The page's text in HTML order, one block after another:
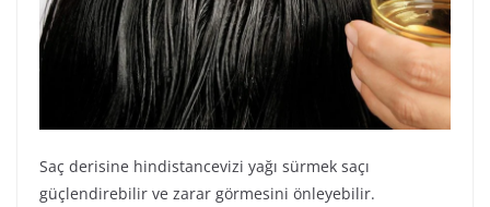
Saç derisine hindistancevizi yağı sürmek saçı
güçlendirebilir ve zarar görmesini önleyebilir.